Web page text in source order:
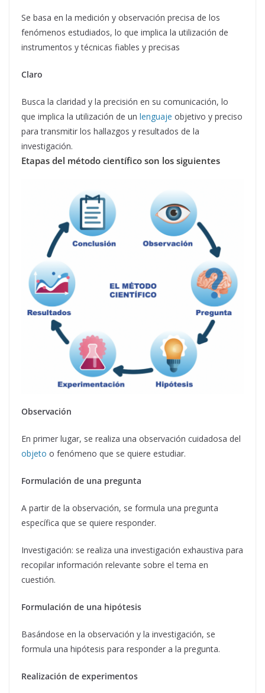
Se basa en la medición y observación precisa de los
fenómenos estudiados, lo que implica la utilización de
instrumentos y técnicas fiables y precisas
Claro
Busca la claridad y la precisión en su comunicación, lo
que implica la utilización de un lenguaje objetivo y preciso
para transmitir los hallazgos y resultados de la
investigación.
Etapas del método científico son los siguientes
Observación
En primer lugar, se realiza una observación cuidadosa del
objeto o fenómeno que se quiere estudiar.
Formulación de una pregunta
A partir de la observación, se formula una pregunta
específica que se quiere responder.
Investigación: se realiza una investigación exhaustiva para
recopilar información relevante sobre el tema en
cuestión.
Formulación de una hipótesis
Basándose en la observación y la investigación, se
formula una hipótesis para responder a la pregunta.
Realización de experimentos